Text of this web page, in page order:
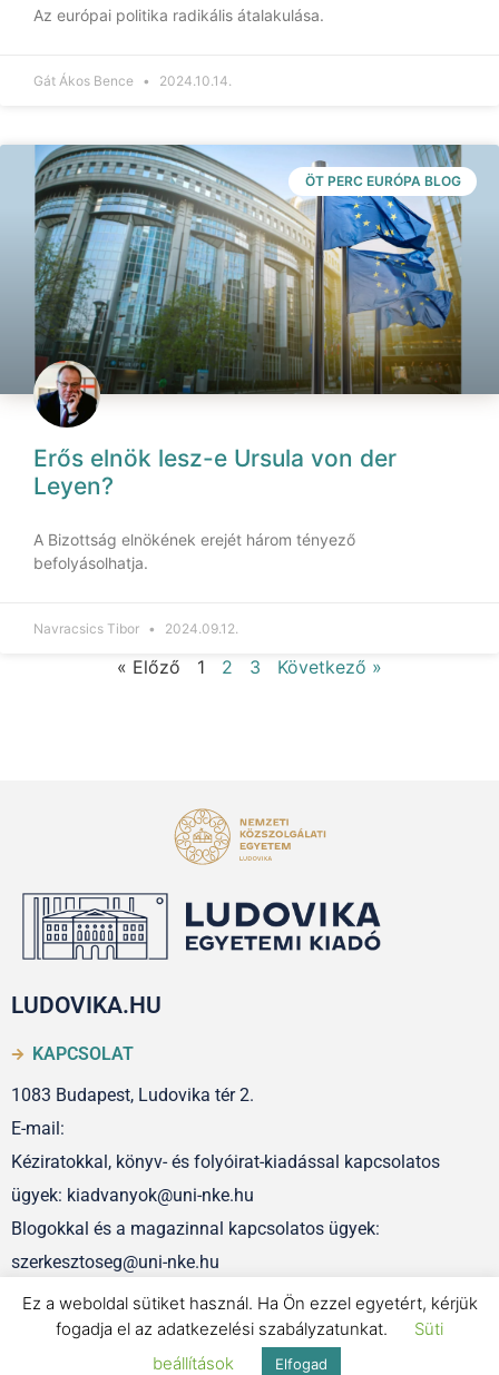
Az európai politika radikális átalakulása.
Gát Ákos Bence 2024.10.14.
ÖT PERC EURÓPA BLOG
Erős elnök lesz-e Ursula von der
Leyen?
A Bizottság elnökének erejét három tényező
befolyásolhatja.
Navracsics Tibor 2024.09.12.
« Előző 1 2 3 Következő »
LUDOVIKA.HU
KAPCSOLAT
1083 Budapest, Ludovika tér 2.
E-mail:
Kéziratokkal, könyv- és folyóirat-kiadással kapcsolatos
ügyek: kiadvanyok@uni-nke.hu
Blogokkal és a magazinnal kapcsolatos ügyek:
szerkesztoseg@uni-nke.hu
IMPRESSZUM
Ez a weboldal sütiket használ. Ha Ön ezzel egyetért, kérjük
fogadja el az adatkezelési szabályzatunkat.
Süti
beállítások
Elfogad